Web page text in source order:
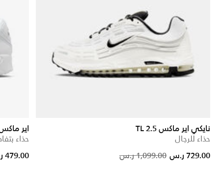
نايكي اير ماكس TL 2.5
حذاء للرجال
Price
1,099.00 ر.س to
729.00 ر.س
اير ماكس 90
حذاء
reduced from
to
479.00 ر.س